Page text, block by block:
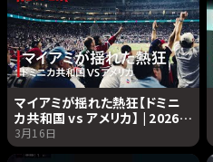
マイアミが揺れた熱狂【ドミニ
カ共和国 vs アメリカ】 | 2026
ワールドベースボールクラシッ
ク | Netflix Japan
3月16日